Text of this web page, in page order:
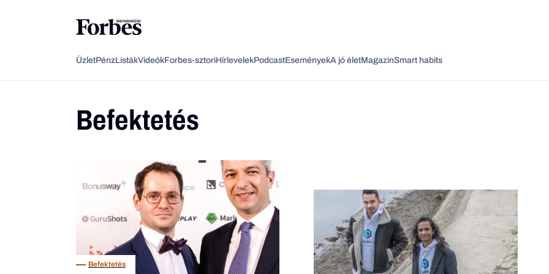
Vagy fedezze fel a következő témákat
Pénz Zöld Legyél jobb!
ÜzletPénzListákVideókForbes-sztoriHírlevelekPodcastEseményekA jó életMagazinSmart habits
Befektetés
Befektetés